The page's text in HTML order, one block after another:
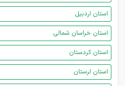
استان اردبیل
استان خراسان شمالی
استان کردستان
استان لرستان